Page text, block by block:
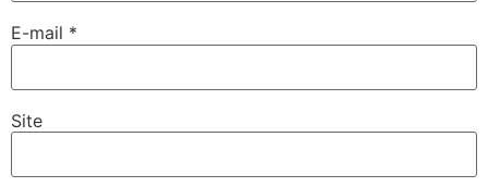
E-mail *
Site